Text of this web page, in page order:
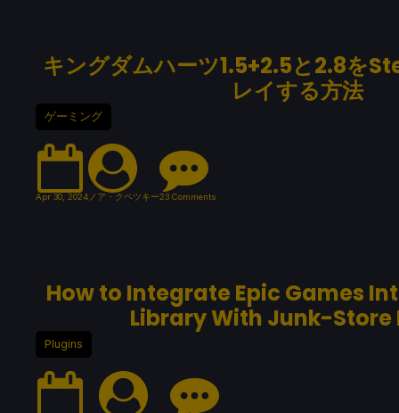
キングダムハーツ1.5+2.5と2.8を
レイする方法
ゲーミング
Apr 30, 2024 ノア・クペツキー23 Comments
How to Integrate Epic Games
Library With Junk-Store
Plugins